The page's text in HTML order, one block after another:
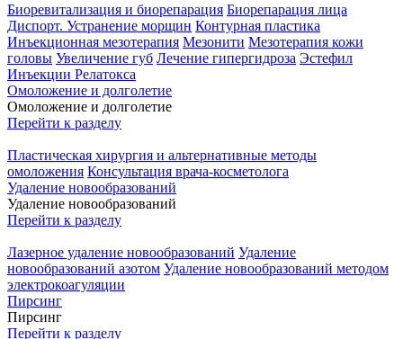
Биоревитализация и биорепарация Биорепарация лица
Диспорт. Устранение морщин Контурная пластика
Инъекционная мезотерапия Мезонити Мезотерапия кожи
головы Увеличение губ Лечение гипергидроза Эстефил
Инъекции Релатокса
Омоложение и долголетие
Омоложение и долголетие
Перейти к разделу
Пластическая хирургия и альтернативные методы
омоложения Консультация врача-косметолога
Удаление новообразований
Удаление новообразований
Перейти к разделу
Лазерное удаление новообразований Удаление
новообразований азотом Удаление новообразований методом
электрокоагуляции
Пирсинг
Пирсинг
Перейти к разделу